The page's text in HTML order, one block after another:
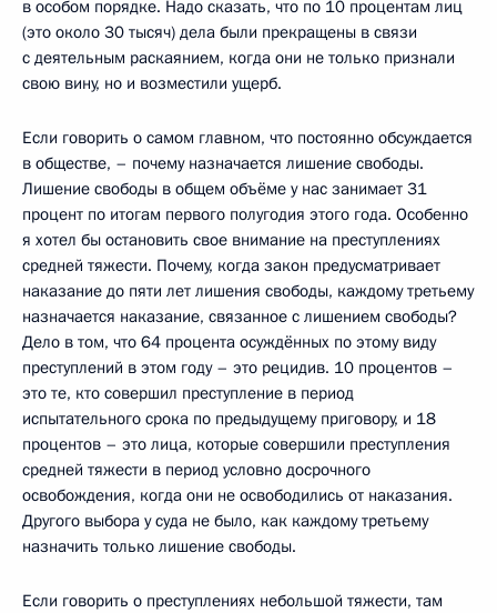
в особом порядке. Надо сказать, что по 10 процентам лиц
(это около 30 тысяч) дела были прекращены в связи
с деятельным раскаянием, когда они не только признали
свою вину, но и возместили ущерб.
Если говорить о самом главном, что постоянно обсуждается
в обществе, – почему назначается лишение свободы.
Лишение свободы в общем объёме у нас занимает 31
процент по итогам первого полугодия этого года. Особенно
я хотел бы остановить свое внимание на преступлениях
средней тяжести. Почему, когда закон предусматривает
наказание до пяти лет лишения свободы, каждому третьему
назначается наказание, связанное с лишением свободы?
Дело в том, что 64 процента осуждённых по этому виду
преступлений в этом году – это рецидив. 10 процентов –
это те, кто совершил преступление в период
испытательного срока по предыдущему приговору, и 18
процентов – это лица, которые совершили преступления
средней тяжести в период условно досрочного
освобождения, когда они не освободились от наказания.
Другого выбора у суда не было, как каждому третьему
назначить только лишение свободы.
Если говорить о преступлениях небольшой тяжести, там